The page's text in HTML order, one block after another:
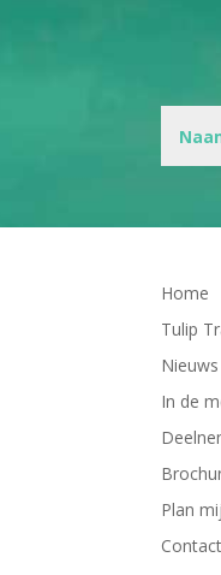
Home
Tulip
Nieuws
In de
Plan
Contact